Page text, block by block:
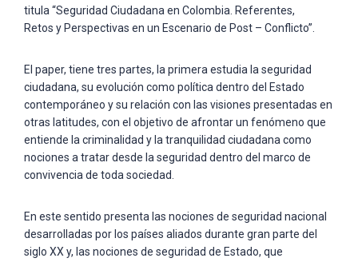
titula “Seguridad Ciudadana en Colombia. Referentes,
Retos y Perspectivas en un Escenario de Post – Conflicto”.
El paper, tiene tres partes, la primera estudia la seguridad
ciudadana, su evolución como política dentro del Estado
contemporáneo y su relación con las visiones presentadas en
otras latitudes, con el objetivo de afrontar un fenómeno que
entiende la criminalidad y la tranquilidad ciudadana como
nociones a tratar desde la seguridad dentro del marco de
convivencia de toda sociedad.
En este sentido presenta las nociones de seguridad nacional
desarrolladas por los países aliados durante gran parte del
siglo XX y, las nociones de seguridad de Estado, que